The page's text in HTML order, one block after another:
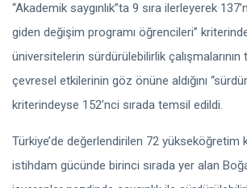
“Akademik saygınlık”ta 9 sıra ilerleyerek
giden değişim programı öğrencileri” kriterinde
üniversitelerin sürdürülebilirlik
çevresel etkilerinin göz önüne aldığını
kriterindeyse 152’nci sırada temsil edildi.
Türkiye’de değerlendirilen 72 yükseköğretim
istihdam gücünde birinci sırada yer alan